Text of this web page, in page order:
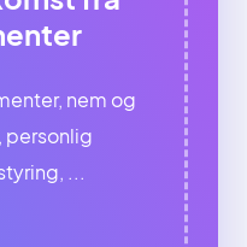
nem og
personlig
...